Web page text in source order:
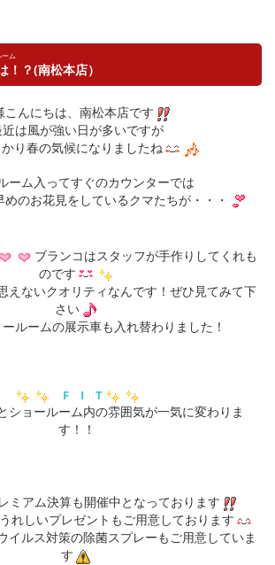
ム
！？(南松本店）
こんにちは、南松本店です
は風が強い日が多いですが
り春の気候になりましたね
ーム入ってすぐのカウンターでは
めのお花見をしているクマたちが・・・
ブランコはスタッフが手作りしてくれも
のです
えないクオリティなんです！ぜひ見てみて下
さい
ルームの展示車も入れ替わりました！
F I T
ショールーム内の雰囲気が一気に変わりま
す！！
ミアム決算も開催中となっております
れしいプレゼントもご用意しております
イルス対策の除菌スプレーもご用意していま
す